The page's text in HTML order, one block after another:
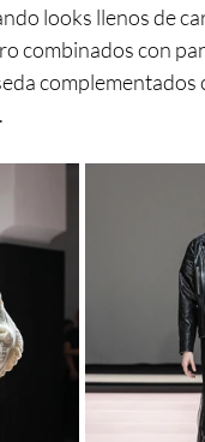
looks llenos de
combinados con
complementados